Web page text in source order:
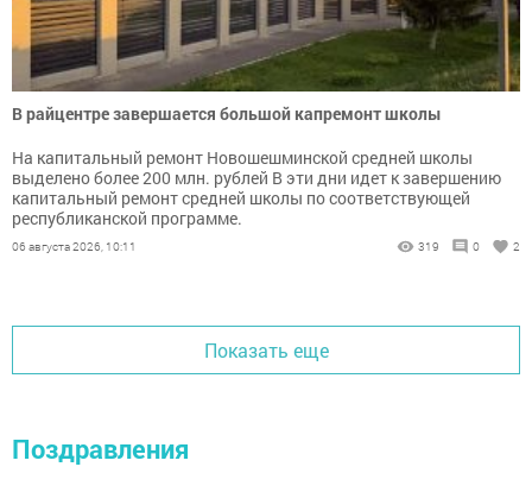
В райцентре завершается большой капремонт школы
На капитальный ремонт Новошешминской средней школы
выделено более 200 млн. рублей В эти дни идет к завершению
капитальный ремонт средней школы по соответствующей
республиканской программе.
06 августа 2026, 10:11 319 0 2
Показать еще
Поздравления